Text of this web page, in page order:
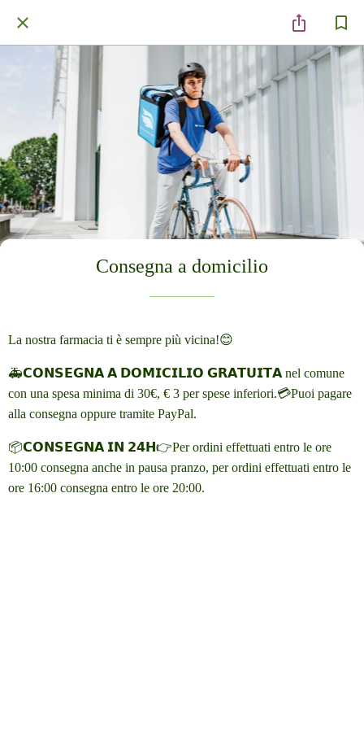
Consegna a domicilio
La nostra farmacia ti è sempre più vicina!😊
🚑𝗖𝗢𝗡𝗦𝗘𝗚𝗡𝗔 𝗔 𝗗𝗢𝗠𝗜𝗖𝗜𝗟𝗜𝗢 𝗚𝗥𝗔𝗧𝗨𝗜𝗧𝗔 nel comune
con una spesa minima di 30€, € 3 per spese inferiori.💳Puoi pagare
alla consegna oppure tramite PayPal.
📦𝗖𝗢𝗡𝗦𝗘𝗚𝗡𝗔 𝗜𝗡 𝟮𝟰𝗛👉Per ordini effettuati entro le ore
10:00 consegna anche in pausa pranzo, per ordini effettuati entro le
ore 16:00 consegna entro le ore 20:00.